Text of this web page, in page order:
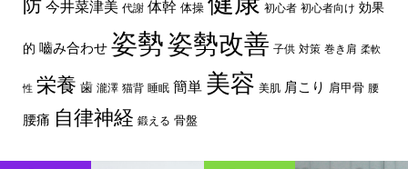
防 今井菜津美 代謝 体幹 体操 初心者 初心者向け 効果
的 嚙み合わせ 姿勢姿勢改善 子供 対策 巻き肩 柔軟
性 栄養 歯 瀧澤 猫背 睡眠 簡単 美容 美肌 肩こり 肩甲骨 腰
腰痛 自律神経 鍛える 骨盤